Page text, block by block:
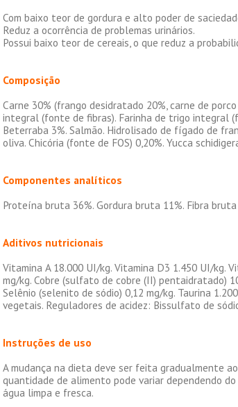
Com baixo teor de gordura e alto poder de
Reduz a ocorrência de problemas urinários.
Possui baixo teor de cereais, o que reduz a
Composição
Carne 30% (frango desidratado 20%, carne de
integral (fonte de fibras). Farinha de trigo integral
Beterraba 3%. Salmão. Hidrolisado de fígado de
oliva. Chicória (fonte de FOS) 0,20%. Yucca
Componentes analíticos
Proteína bruta 36%. Gordura bruta 11%. Fibra
Aditivos nutricionais
Vitamina A 18.000 UI/kg. Vitamina D3 1.450 UI/kg.
mg/kg. Cobre (sulfato de cobre (II) pentaidratado)
Selênio (selenito de sódio) 0,12 mg/kg. Taurina
vegetais. Reguladores de acidez: Bissulfato de
Instruções de uso
A mudança na dieta deve ser feita gradualmente
quantidade de alimento pode variar dependendo
água limpa e fresca.